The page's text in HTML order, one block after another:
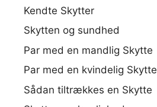
Kendte Skytter
Skytten og sundhed
Par med en mandlig Skytte
Par med en kvindelig Skytte
Sådan tiltrækkes en Skytte